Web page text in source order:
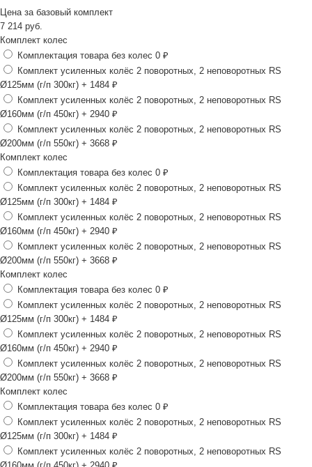
Цена за базовый комплект
7 214 руб.
Комплект колес
Комплектация товара без колес 0 ₽
Комплект усиленных колёс 2 поворотных, 2 неповоротных RS
Ø125мм (г/п 300кг) + 1484 ₽
Комплект усиленных колёс 2 поворотных, 2 неповоротных RS
Ø160мм (г/п 450кг) + 2940 ₽
Комплект усиленных колёс 2 поворотных, 2 неповоротных RS
Ø200мм (г/п 550кг) + 3668 ₽
Комплект колес
Комплектация товара без колес 0 ₽
Комплект усиленных колёс 2 поворотных, 2 неповоротных RS
Ø125мм (г/п 300кг) + 1484 ₽
Комплект усиленных колёс 2 поворотных, 2 неповоротных RS
Ø160мм (г/п 450кг) + 2940 ₽
Комплект усиленных колёс 2 поворотных, 2 неповоротных RS
Ø200мм (г/п 550кг) + 3668 ₽
Комплект колес
Комплектация товара без колес 0 ₽
Комплект усиленных колёс 2 поворотных, 2 неповоротных RS
Ø125мм (г/п 300кг) + 1484 ₽
Комплект усиленных колёс 2 поворотных, 2 неповоротных RS
Ø160мм (г/п 450кг) + 2940 ₽
Комплект усиленных колёс 2 поворотных, 2 неповоротных RS
Ø200мм (г/п 550кг) + 3668 ₽
Комплект колес
Комплектация товара без колес 0 ₽
Комплект усиленных колёс 2 поворотных, 2 неповоротных RS
Ø125мм (г/п 300кг) + 1484 ₽
Комплект усиленных колёс 2 поворотных, 2 неповоротных RS